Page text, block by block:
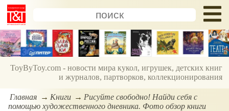
ToyByToy.com - новости мира кукол, игрушек, детских книг
и журналов, партворков, коллекционирования
Главная Книги
Рисуйте свободно! Найди себя с
помощью художественного дневника. Фото обзор книги